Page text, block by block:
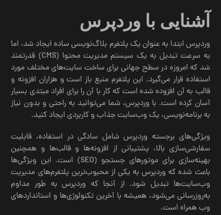
آشنایی با وردپرس
وردپرس ابتدا به عنوان یک پلتفرم بلاگ‌نویسی ساده ایجاد شد، اما
به سرعت تبدیل به یک سیستم مدیریت محتوا (CMS) قدرتمند
شد که امروزه در سطح جهانی برای ساخت سایت‌های مختلف مورد
استفاده قرار می‌گیرد. این پلتفرم منبع باز است و هزاران افزونه و
قالب به آن افزوده شده است که کار با آن را برای افراد مبتدی بسیار
آسان کرده است. با وردپرس، شما می‌توانید به راحتی و بدون نیاز
به برنامه‌نویسی، یک وب‌سایت جذاب و کاربردی ایجاد کنید.
ویژگی‌های برجسته وردپرس شامل سادگی در استفاده، قابلیت
سفارشی‌سازی بالا، پشتیبانی از افزونه‌ها و قالب‌ها و همچنین
بهینه‌سازی برای موتورهای جستجو (SEO) است. این ویژگی‌ها
باعث شده که وردپرس به یکی از محبوب‌ترین پلتفرم‌های مدیریت
وب‌سایت‌ها تبدیل شود. از آنجا که وردپرس به طور مداوم
به‌روزرسانی می‌شود، همیشه با آخرین تکنولوژی‌ها و استانداردهای
وب همراه است.